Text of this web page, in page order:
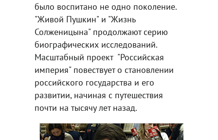
было воспитано не одно поколение.
"Живой Пушкин" и "Жизнь
Солженицына" продолжают серию
биографических исследований.
Масштабный проект "Российская
империя" повествует о становлении
российского государства и его
развитии, начиная с путешествия
почти на тысячу лет назад.